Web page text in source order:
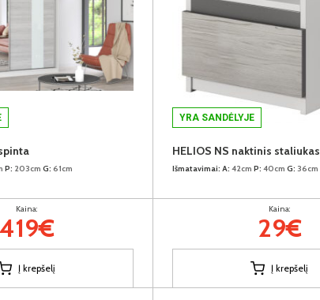
P: 203cm G: 61cm
Kaina:
419€
Į krepšelį
YRA SANDĖLYJE
HELIOS NS naktinis staliukas
Išmatavimai: A: 42cm P: 40cm G: 36cm
Kaina:
29€
Į krepšelį